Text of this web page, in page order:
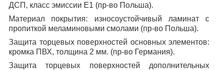
ДСП, класс эмиссии Е1 (пр-во Польша).
Материал покрытия: износоустойчивый ламинат с
пропиткой меламиновыми смолами (пр-во Польша).
Защита торцевых поверхностей основных элементов:
кромка ПВХ, толщина 2 мм. (пр-во Германия).
Защита торцевых поверхностей дополнительных